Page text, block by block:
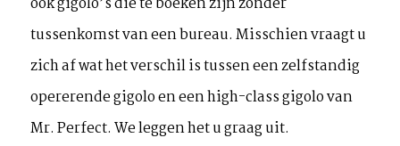
tussenkomst van een bureau. Misschien vraagt u
zich af wat het verschil is tussen een zelfstandig
opererende gigolo en een high-class gigolo van
Mr. Perfect. We leggen het u graag uit.